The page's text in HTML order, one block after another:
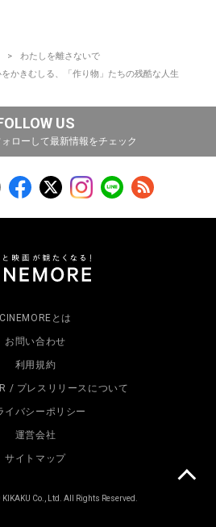
わたしを離さないで
をかきむしる、「作り物」たちの残酷な人生
US
ォローして最新情報をチェック
CINEMOREとは
お問い合わせ
利用規約
/ プレスリリースについて
イバシーポリシー
運営会社
サイトマップ
Co., Ltd. All Rights Reserved.